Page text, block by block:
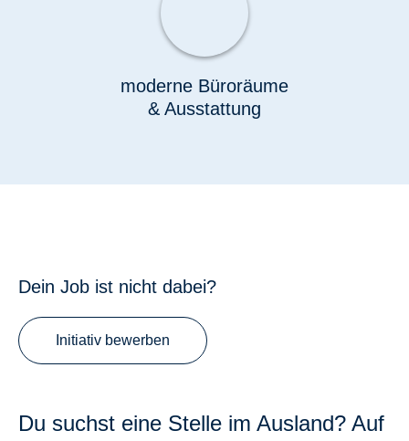
moderne Büroräume
& Ausstattung
Dein Job ist nicht dabei?
Initiativ bewerben
Du suchst eine Stelle im Ausland? Auf